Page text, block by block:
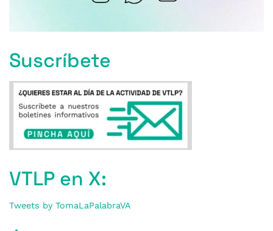
Suscríbete
VTLP en X:
Tweets by TomaLaPalabraVA